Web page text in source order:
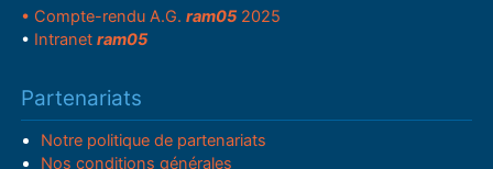
• Compte-rendu A.G.ram05 2025
• Intranetram05
Partenariats
Notre politique de partenariats
Nos conditions générales